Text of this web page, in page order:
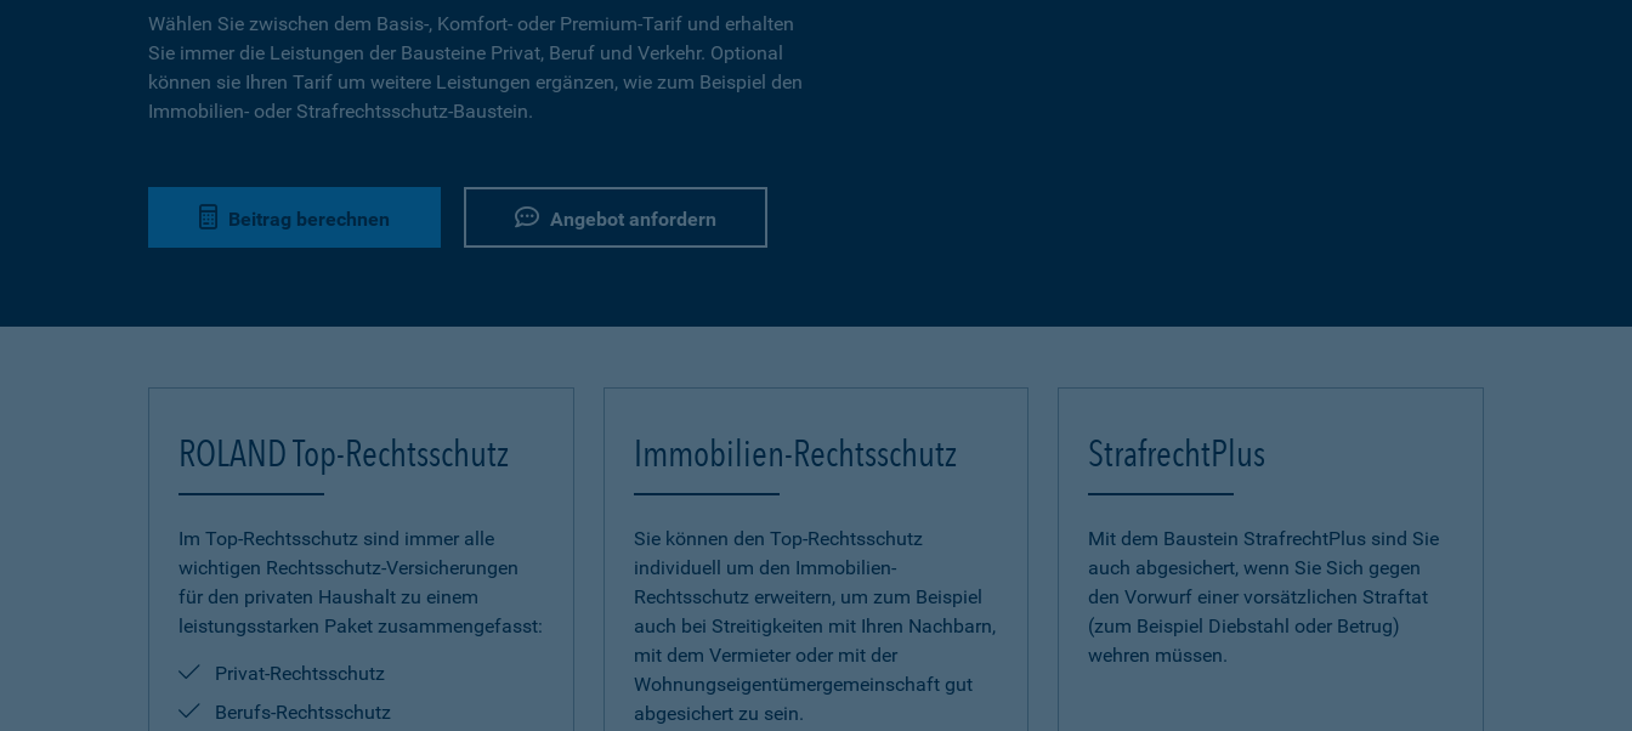
Wählen Sie zwischen dem Basis-, Komfort- oder Premium-Tarif und erhalten
Sie immer die Leistungen der Bausteine Privat, Beruf und Verkehr. Optional
können sie Ihren Tarif um weitere Leistungen ergänzen, wie zum Beispiel den
Immobilien- oder Strafrechtsschutz-Baustein.
Beitrag berechnen Angebot anfordern
ROLAND Top-Rechtsschutz
Im Top-Rechtsschutz sind immer alle
wichtigen Rechtsschutz-Versicherungen
für den privaten Haushalt zu einem
leistungsstarken Paket zusammengefasst:
Privat-Rechtsschutz
Berufs-Rechtsschutz
Immobilien-Rechtsschutz
Sie können den Top-Rechtsschutz
individuell um den Immobilien-
Rechtsschutz erweitern, um zum Beispiel
auch bei Streitigkeiten mit Ihren Nachbarn,
mit dem Vermieter oder mit der
Wohnungseigentümergemeinschaft gut
abgesichert zu sein.
StrafrechtPlus
Mit dem Baustein StrafrechtPlus sind Sie
auch abgesichert, wenn Sie Sich gegen
den Vorwurf einer vorsätzlichen Straftat
(zum Beispiel Diebstahl oder Betrug)
wehren müssen.